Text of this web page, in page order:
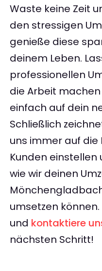
Waste keine Zeit
den stressigen
genieße diese
deinem Leben.
professionellen
die Arbeit
einfach auf dein
Schließlich
uns immer auf die
Kunden
wie wir deinen
umsetzen
und kontaktiere
nächsten Schritt!